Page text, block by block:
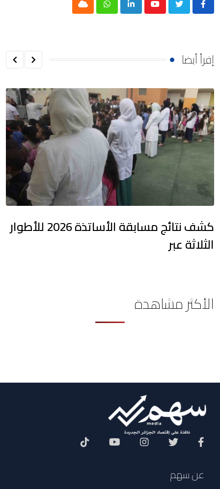
Youtube
LinkedIn
Whatsapp
Cloud
إقرأ أيضا
كشف نتائج مسابقة الأساتذة 2026 للأطوار
الثلاثة عبر
الأكثر مشاهدة
عن سهم